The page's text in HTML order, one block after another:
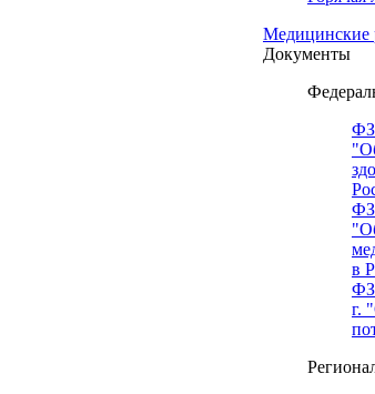
Медицинские
Документы
ФЗ
ФЗ
в
ФЗ
г.